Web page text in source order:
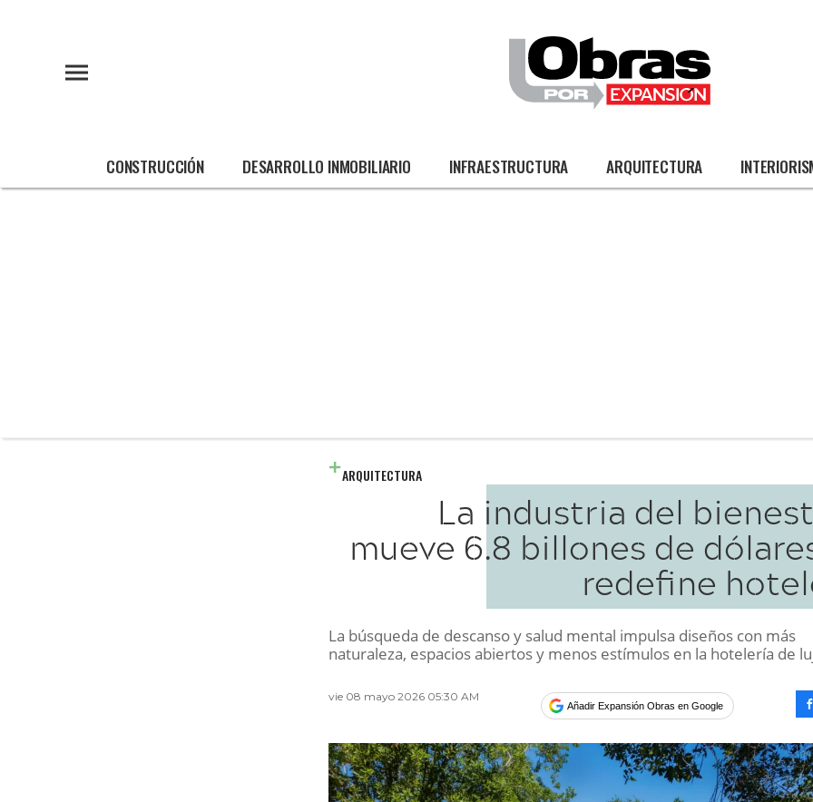
CONSTRUCCIÓN DESARROLLO INMOBILIARIO INFRAESTRUCTURA ARQUITECTURA
ARQUITECTURA
La industria del
mueve 6.8 billones de
redefine
La búsqueda de descanso y salud mental impulsa diseños con más
naturaleza, espacios abiertos y menos estímulos en la hotelería de
vie 08 mayo 2026 05:30 AM
Añadir Expansión Obras en Google